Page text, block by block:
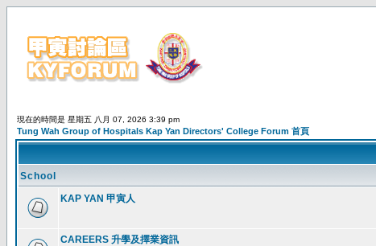
現在的時間是 星期五 八月 07, 2026 3:39 pm
Tung Wah Group of Hospitals Kap Yan Directors' College Forum 首頁
School
KAP YAN 甲寅人
CAREERS 升學及擇業資訊